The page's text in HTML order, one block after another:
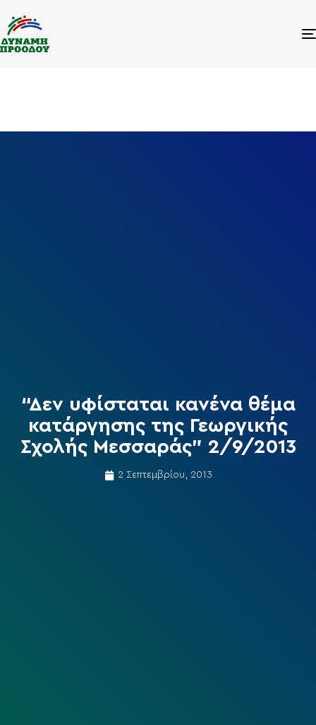
“Δεν υφίσταται κανένα θέμα
κατάργησης της Γεωργικής
Σχολής Μεσσαράς” 2/9/2013
2 Σεπτεμβρίου, 2013